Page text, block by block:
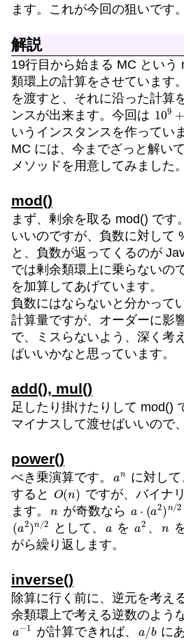
ます。これが今回の狙いです。
解説
19行目から始まる MC という
類環上の計算をさせています
を渡すと、それに沿った計算
ンスが出来ます。今回は 109 +
いうインスタンスを作ってい
MC には、今までざっと解い
メソッドを用意してみました。
mod()
まず、剰余を取る mod() です
いいのですが、負数に対して
と、負数が返ってくるのが
では剰余類環上に乗らないの
を加算してあげています。
負数にはならないと分かって
計算量ですが、オーダーに影
で、ミスらないよう、深く考
ばいいかなと思っています。
add(), mul()
足したり掛けたりして mod()
マイナスして渡せばいいので
power()
べき乗演算です。 n に対し
すると O(n ) ですが、バイナ
ます。
が奇数なら a 2)n/2
(a 2)n/
2 として、 a を 2 、 n
がら繰り返します。
inverse()
除算に行く前に、逆元を考え
余類環上で考える逆数のよう
a−
1 が計算できれば、 / b に